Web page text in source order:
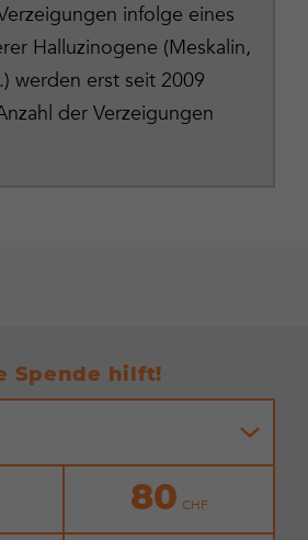
infolge eines
Halluzinogene (Meskalin,
werden erst seit 2009
der Verzeigungen
Spende hilft!
80